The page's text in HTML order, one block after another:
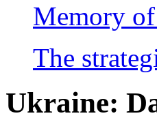
Memory of
The
Ukraine: